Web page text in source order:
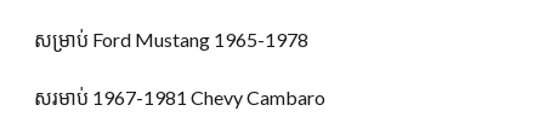
សម្រាប់ Ford Mustang 1965-1978
សរមាប់ 1967-1981 Chevy Cambaro